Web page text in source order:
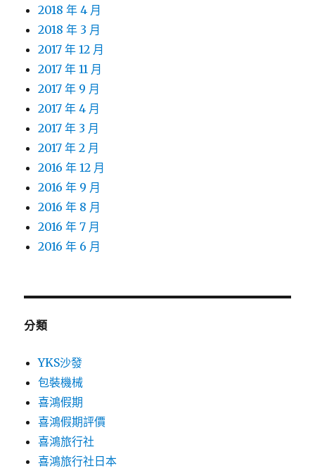
2018 年 4 月
2018 年 3 月
2017 年 12 月
2017 年 11 月
2017 年 9 月
2017 年 4 月
2017 年 3 月
2017 年 2 月
2016 年 12 月
2016 年 9 月
2016 年 8 月
2016 年 7 月
2016 年 6 月
分類
YKS沙發
包裝機械
喜鴻假期
喜鴻假期評價
喜鴻旅行社
喜鴻旅行社日本